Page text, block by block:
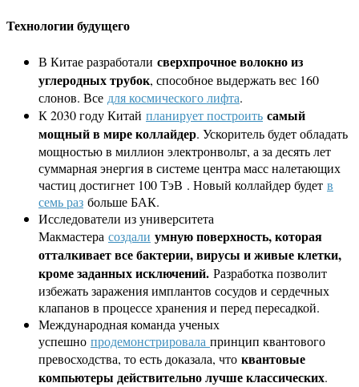
Технологии будущего
В Китае разработали сверхпрочное волокно из
углеродных трубок, способное выдержать вес 160
слонов. Все для космического лифта.
К 2030 году Китай планирует построить самый
мощный в мире коллайдер. Ускоритель будет обладать
мощностью в миллион электронвольт, а за десять лет
суммарная энергия в системе центра масс налетающих
частиц достигнет 100 ТэВ . Новый коллайдер будет в
семь раз больше БАК.
Исследователи из университета
Макмастера создали умную поверхность, которая
отталкивает все бактерии, вирусы и живые клетки,
кроме заданных исключений. Разработка позволит
избежать заражения имплантов сосудов и сердечных
клапанов в процессе хранения и перед пересадкой.
Международная команда ученых
успешно продемонстрировала принцип квантового
превосходства, то есть доказала, что квантовые
компьютеры действительно лучше классических.